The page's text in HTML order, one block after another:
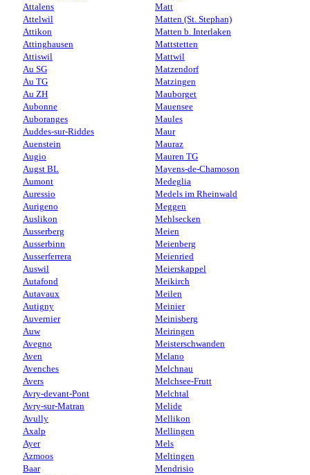
Attalens
Attelwil
Attikon
Attinghausen
Attiswil
Au SG
Au TG
Au ZH
Aubonne
Auboranges
Auddes-sur-Riddes
Auenstein
Augio
Augst BL
Aumont
Auressio
Aurigeno
Auslikon
Ausserberg
Ausserbinn
Ausserferrera
Auswil
Autafond
Autavaux
Autigny
Auvernier
Auw
Avegno
Aven
Avenches
Avers
Avry-devant-Pont
Avry-sur-Matran
Avully
Axalp
Ayer
Azmoos
Baar
Matt
Matten (St. Stephan)
Matten b. Interlaken
Mattstetten
Mattwil
Matzendorf
Matzingen
Mauborget
Mauensee
Maules
Maur
Mauraz
Mauren TG
Mayens-de-Chamoson
Medeglia
Medels im Rheinwald
Meggen
Mehlsecken
Meien
Meienberg
Meienried
Meierskappel
Meikirch
Meilen
Meinier
Meinisberg
Meiringen
Meisterschwanden
Melano
Melchnau
Melchsee-Frutt
Melchtal
Melide
Mellikon
Mellingen
Mels
Meltingen
Mendrisio